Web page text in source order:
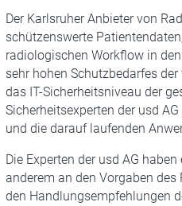
Der Karlsruher Anbieter von
schützenswerte
radiologischen Workflow in
sehr hohen Schutzbedarfes
das IT-Sicherheitsniveau der
Sicherheitsexperten der usd
und die darauf laufenden
Die Experten der usd AG
anderem an den Vorgaben des
den Handlungsempfehlungen